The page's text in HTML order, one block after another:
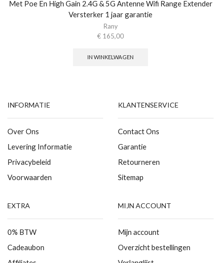
Met Poe En High Gain 2.4G & 5G Antenne Wifi Range Extender
Versterker 1 jaar garantie
Rany
€ 165,00
IN WINKELWAGEN
INFORMATIE
Over Ons
Levering Informatie
Privacybeleid
Voorwaarden
KLANTENSERVICE
Contact Ons
Garantie
Retourneren
Sitemap
EXTRA
0% BTW
Cadeaubon
MIJN ACCOUNT
Mijn account
Overzicht bestellingen